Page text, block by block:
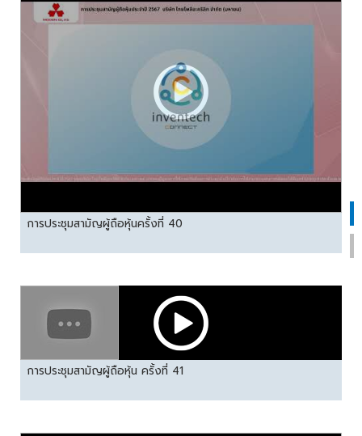
การประชุมสามัญผู้ถือหุ้นครั้งที่ 40
การประชุมสามัญผู้ถือหุ้น ครั้งที่ 41